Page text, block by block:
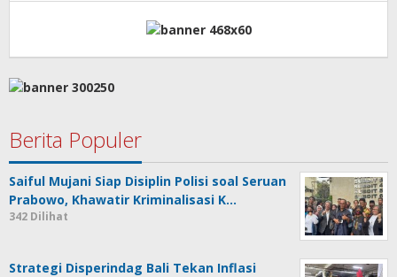
Berita Populer
Saiful Mujani Siap Disiplin Polisi soal Seruan
Prabowo, Khawatir Kriminalisasi K…
342 Dilihat
Strategi Disperindag Bali Tekan Inflasi